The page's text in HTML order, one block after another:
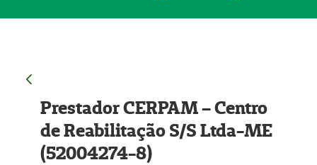
Prestador CERPAM – Centro
de Reabilitação S/S Ltda-ME
(52004274-8)